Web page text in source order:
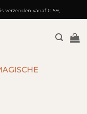
verzenden vanaf € 59,-